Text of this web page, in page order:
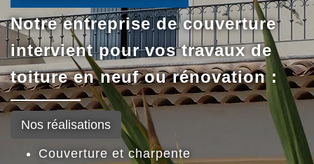
Notre entreprise de couverture
intervient pour vos travaux de
toiture en neuf ou rénovation :
Nos réalisations
Couverture et charpente